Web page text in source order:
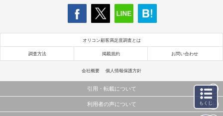
オリコン顧客満足度調査とは
調査方法 掲載規約 お問い合わせ
会社概要 個人情報保護方針
引用・転載について
当サイトで公開されている情報（文字、写真、イラスト、画像データ等）及びこれらの配置・
利用者の声について もくじ